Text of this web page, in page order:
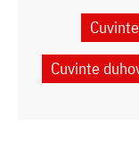
Cuvinte